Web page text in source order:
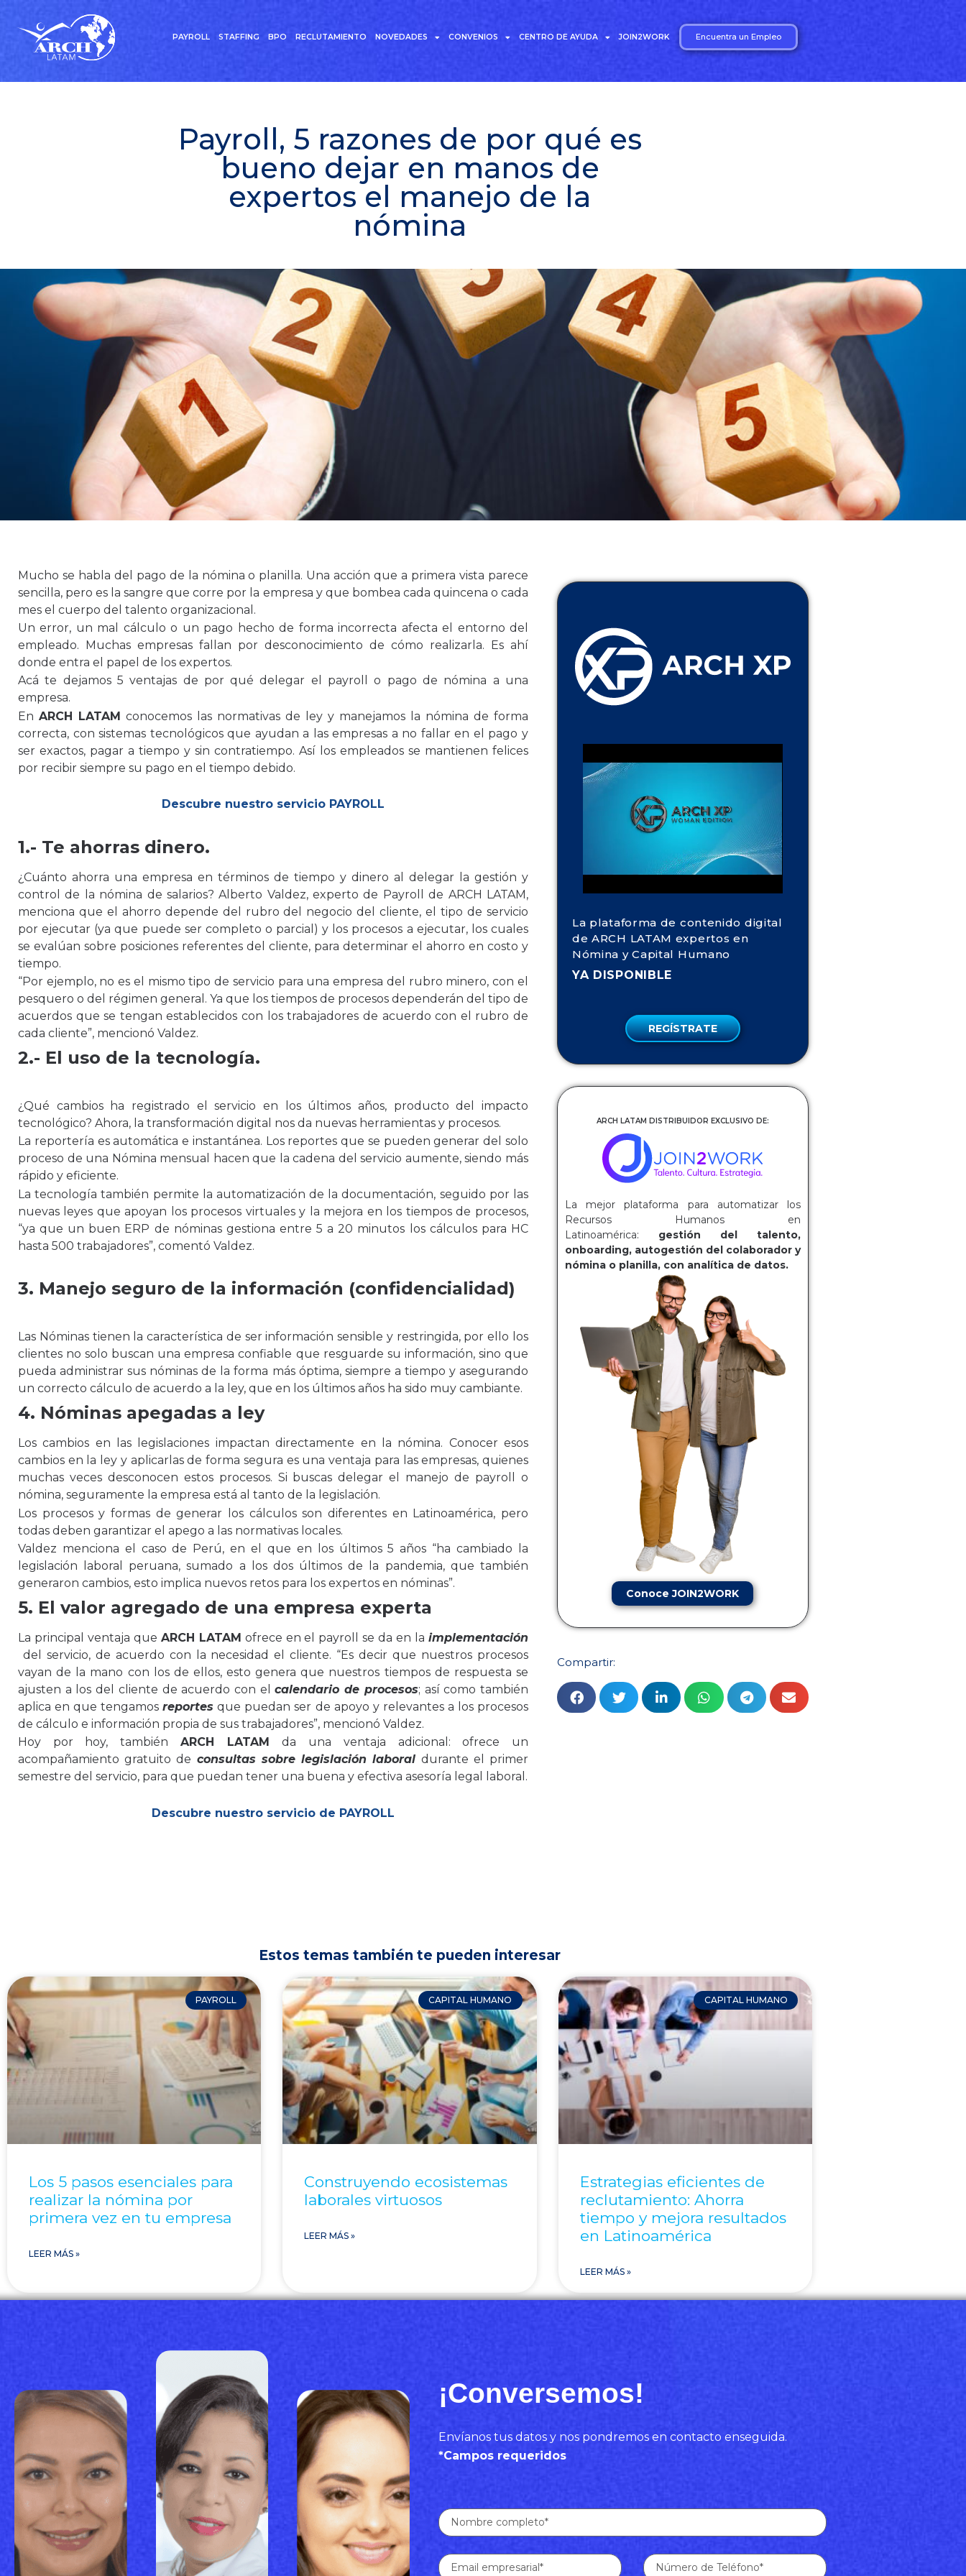
PAYROLL STAFFING BPO RECLUTAMIENTO NOVEDADES CONVENIOS CENTRO DE AYUDA JOIN2WORK Encuentra un Empleo
Payroll, 5 razones de por qué es
bueno dejar en manos de
expertos el manejo de la
nómina
Mucho se habla del pago de la nómina o planilla. Una acción que a primera vista parece
sencilla, pero es la sangre que corre por la empresa y que bombea cada quincena o cada
mes el cuerpo del talento organizacional.
Un error, un mal cálculo o un pago hecho de forma incorrecta afecta el entorno del
empleado. Muchas empresas fallan por desconocimiento de cómo realizarla. Es ahí
donde entra el papel de los expertos.
Acá te dejamos 5 ventajas de por qué delegar el payroll o pago de nómina a una
empresa.
En ARCH LATAM conocemos las normativas de ley y manejamos la nómina de forma
correcta, con sistemas tecnológicos que ayudan a las empresas a no fallar en el pago y
ser exactos, pagar a tiempo y sin contratiempo. Así los empleados se mantienen felices
por recibir siempre su pago en el tiempo debido.
Descubre nuestro servicio PAYROLL
1.- Te ahorras dinero.
¿Cuánto ahorra una empresa en términos de tiempo y dinero al delegar la gestión y
control de la nómina de salarios? Alberto Valdez, experto de Payroll de ARCH LATAM,
menciona que el ahorro depende del rubro del negocio del cliente, el tipo de servicio
por ejecutar (ya que puede ser completo o parcial) y los procesos a ejecutar, los cuales
se evalúan sobre posiciones referentes del cliente, para determinar el ahorro en costo y
tiempo.
“Por ejemplo, no es el mismo tipo de servicio para una empresa del rubro minero, con el
pesquero o del régimen general. Ya que los tiempos de procesos dependerán del tipo de
acuerdos que se tengan establecidos con los trabajadores de acuerdo con el rubro de
cada cliente”, mencionó Valdez.
2.- El uso de la tecnología.
¿Qué cambios ha registrado el servicio en los últimos años, producto del impacto
tecnológico? Ahora, la transformación digital nos da nuevas herramientas y procesos.
La reportería es automática e instantánea. Los reportes que se pueden generar del solo
proceso de una Nómina mensual hacen que la cadena del servicio aumente, siendo más
rápido y eficiente.
La tecnología también permite la automatización de la documentación, seguido por las
nuevas leyes que apoyan los procesos virtuales y la mejora en los tiempos de procesos,
“ya que un buen ERP de nóminas gestiona entre 5 a 20 minutos los cálculos para HC
hasta 500 trabajadores”, comentó Valdez.
3. Manejo seguro de la información (confidencialidad)
Las Nóminas tienen la característica de ser información sensible y restringida, por ello los
clientes no solo buscan una empresa confiable que resguarde su información, sino que
pueda administrar sus nóminas de la forma más óptima, siempre a tiempo y asegurando
un correcto cálculo de acuerdo a la ley, que en los últimos años ha sido muy cambiante.
4. Nóminas apegadas a ley
Los cambios en las legislaciones impactan directamente en la nómina. Conocer esos
cambios en la ley y aplicarlas de forma segura es una ventaja para las empresas, quienes
muchas veces desconocen estos procesos. Si buscas delegar el manejo de payroll o
nómina, seguramente la empresa está al tanto de la legislación.
Los procesos y formas de generar los cálculos son diferentes en Latinoamérica, pero
todas deben garantizar el apego a las normativas locales.
Valdez menciona el caso de Perú, en el que en los últimos 5 años “ha cambiado la
legislación laboral peruana, sumado a los dos últimos de la pandemia, que también
generaron cambios, esto implica nuevos retos para los expertos en nóminas”.
5. El valor agregado de una empresa experta
La principal ventaja que ARCH LATAM ofrece en el payroll se da en laimplementación
del servicio, de acuerdo con la necesidad el cliente. “Es decir que nuestros procesos
vayan de la mano con los de ellos, esto genera que nuestros tiempos de respuesta se
ajusten a los del cliente de acuerdo con elcalendario de procesos; así como también
aplica en que tengamosreportes que puedan ser de apoyo y relevantes a los procesos
de cálculo e información propia de sus trabajadores”, mencionó Valdez.
Hoy por hoy, también ARCH LATAMda una ventaja adicional: ofrece un
acompañamiento gratuito de consultas sobre legislación laboral durante el primer
semestre del servicio, para que puedan tener una buena y efectiva asesoría legal laboral.
Descubre nuestro servicio de PAYROLL
La plataforma de contenido digital
de ARCH LATAM expertos en
Nómina y Capital Humano
YA DISPONIBLE
REGÍSTRATE
ARCH LATAM DISTRIBUIDOR EXCLUSIVO DE:
La mejor plataforma para automatizar los
Recursos Humanos en
Latinoamérica: gestión del talento,
onboarding, autogestión del colaborador y
nómina o planilla, con analítica de datos.
Conoce JOIN2WORK
Compartir:
Estos temas también te pueden interesar
PAYROLL
Los 5 pasos esenciales para
realizar la nómina por
primera vez en tu empresa
LEER MÁS »
CAPITAL HUMANO
Construyendo ecosistemas
laborales virtuosos
LEER MÁS »
CAPITAL HUMANO
Estrategias eficientes de
reclutamiento: Ahorra
tiempo y mejora resultados
en Latinoamérica
LEER MÁS »
¡Conversemos!
Envíanos tus datos y nos pondremos en contacto enseguida.
*Campos requeridos